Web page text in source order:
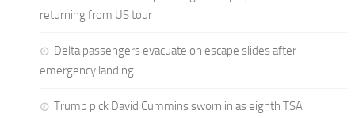
returning from US tour
Delta passengers evacuate on escape slides after
emergency landing
Trump pick David Cummins sworn in as eighth TSA